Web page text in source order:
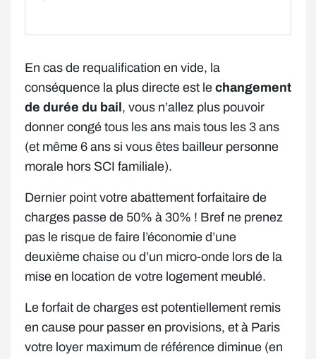
En cas de requalification en vide, la
conséquence la plus directe est le changement
de durée du bail , vous n’allez plus pouvoir
donner congé tous les ans mais tous les 3 ans
(et même 6 ans si vous êtes bailleur personne
morale hors SCI familiale).
Dernier point votre abattement forfaitaire de
charges passe de 50% à 30% ! Bref ne prenez
pas le risque de faire l’économie d’une
deuxième chaise ou d’un micro-onde lors de la
mise en location de votre logement meublé.
Le forfait de charges est potentiellement remis
en cause pour passer en provisions, et à Paris
votre loyer maximum de référence diminue (en